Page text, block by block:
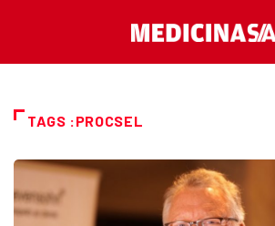
TAGS :PROCSEL